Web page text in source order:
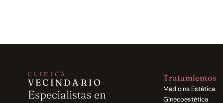
CLÍNICA
VECINDARIO
Especialistas en
Tratamientos
Medicina Estética
Ginecoestética